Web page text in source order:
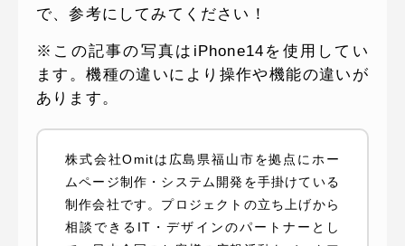
で、参考にしてみてください！
※この記事の写真はiPhone14を使用してい
ます。機種の違いにより操作や機能の違いが
あります。
株式会社Omitは広島県福山市を拠点にホー
ムページ制作・システム開発を手掛けている
制作会社です。プロジェクトの立ち上げから
相談できるIT・デザインのパートナーとし